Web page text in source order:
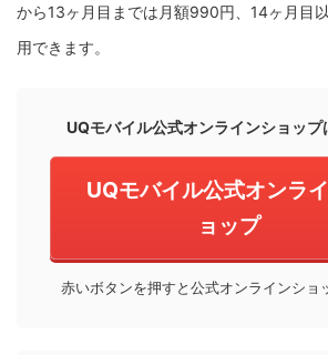
から13ヶ月目までは月額990円、14ヶ月目
用できます。
UQモバイル公式オンラインショップ
UQモバイル公式オンラ
ョップ
赤いボタンを押すと公式オンラインショ